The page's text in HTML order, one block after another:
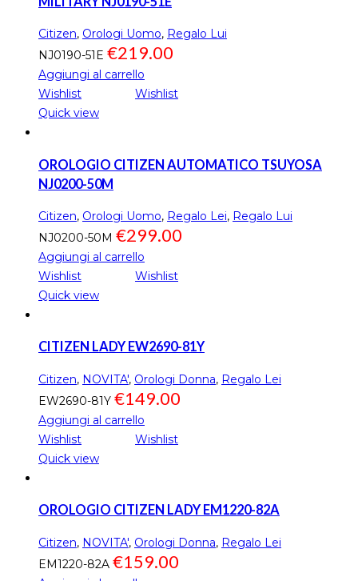
Citizen, Orologi Uomo, Regalo Lui
NJ0190-51E €219.00
Aggiungi al carrello
Wishlist
Wishlist
Quick view
OROLOGIO CITIZEN AUTOMATICO TSUYOSA
NJ0200-50M
Citizen, Orologi Uomo, Regalo Lei, Regalo Lui
NJ0200-50M €299.00
Aggiungi al carrello
Wishlist
Wishlist
Quick view
CITIZEN LADY EW2690-81Y
Citizen, NOVITA', Orologi Donna, Regalo Lei
EW2690-81Y €149.00
Aggiungi al carrello
Wishlist
Wishlist
Quick view
OROLOGIO CITIZEN LADY EM1220-82A
Citizen, NOVITA', Orologi Donna, Regalo Lei
EM1220-82A €159.00